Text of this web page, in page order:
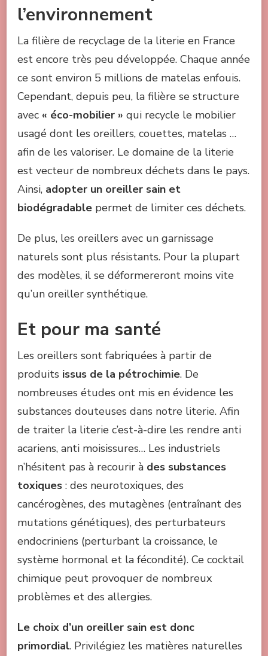
l’environnement
La filière de recyclage de la literie en France
est encore très peu développée. Chaque année
ce sont environ 5 millions de matelas enfouis.
Cependant, depuis peu, la filière se structure
avec « éco-mobilier » qui recycle le mobilier
usagé dont les oreillers, couettes, matelas …
afin de les valoriser. Le domaine de la literie
est vecteur de nombreux déchets dans le pays.
Ainsi, adopter un oreiller sain et
biodégradable permet de limiter ces déchets.
De plus, les oreillers avec un garnissage
naturels sont plus résistants. Pour la plupart
des modèles, il se déformereront moins vite
qu’un oreiller synthétique.
Et pour ma santé
Les oreillers sont fabriquées à partir de
produits issus de la pétrochimie. De
nombreuses études ont mis en évidence les
substances douteuses dans notre literie. Afin
de traiter la literie c’est-à-dire les rendre anti
acariens, anti moisissures… Les industriels
n’hésitent pas à recourir à des substances
toxiques : des neurotoxiques, des
cancérogènes, des mutagènes (entraînant des
mutations génétiques), des perturbateurs
endocriniens (perturbant la croissance, le
système hormonal et la fécondité). Ce cocktail
chimique peut provoquer de nombreux
problèmes et des allergies.
Le choix d’un oreiller sain est donc
primordial. Privilégiez les matières naturelles